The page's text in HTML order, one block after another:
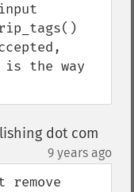
is the way
dot com
9 years ago